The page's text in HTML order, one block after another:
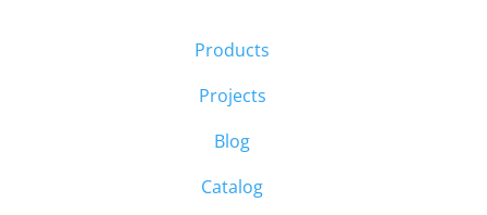
Products
Projects
Blog
Catalog